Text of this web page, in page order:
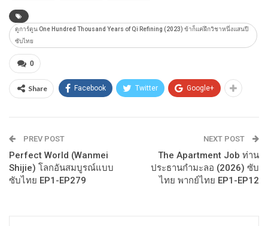
ดูการ์ตูน One Hundred Thousand Years of Qi Refining (2023) ข้าก็แค่ฝึกวิชาหนึ่งแสนปี
ซับไทย
0
Share Facebook Twitter Google+
PREV POST
Perfect World (Wanmei
Shijie) โลกอันสมบูรณ์แบบ
ซับไทย EP1-EP279
NEXT POST
The Apartment Job ท่าน
ประธานกำมะลอ (2026) ซับ
ไทย พากย์ไทย EP1-EP12